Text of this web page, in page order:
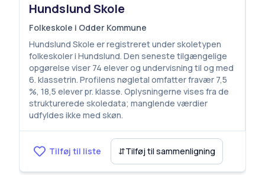
Hundslund Skole
Folkeskole i Odder Kommune
Hundslund Skole er registreret under skoletypen
folkeskoler i Hundslund. Den seneste tilgængelige
opgørelse viser 74 elever og undervisning til og med
6. klassetrin. Profilens nøgletal omfatter fravær 7,5
%, 18,5 elever pr. klasse. Oplysningerne vises fra de
strukturerede skoledata; manglende værdier
udfyldes ikke med skøn.
Tilføj til liste ⇵Tilføj til sammenligning